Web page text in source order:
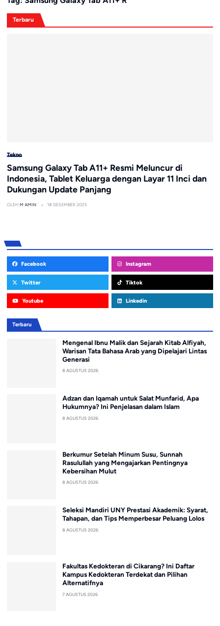
Terbaru
Tekno
Samsung Galaxy Tab A11+ Resmi Meluncur di
Indonesia, Tablet Keluarga dengan Layar 11 Inci dan
Dukungan Update Panjang
OLEH M AMIN 18 DESEMBER 2025
Facebook Instagram
Twitter Tiktok
Youtube Linkedin
Terbaru
Mengenal Ibnu Malik dan Sejarah Kitab Alfiyah,
Warisan Tata Bahasa Arab yang Dipelajari Lintas
Generasi
8 AGUSTUS 2026
Adzan dan Iqamah untuk Salat Munfarid, Apa
Hukumnya? Ini Penjelasan dalam Islam
8 AGUSTUS 2026
Berkumur Setelah Minum Susu, Sunnah
Rasulullah yang Mengajarkan Pentingnya
Kebersihan Mulut
8 AGUSTUS 2026
Seleksi Mandiri UNY Prestasi Akademik: Syarat,
Tahapan, dan Tips Memperbesar Peluang Lolos
8 AGUSTUS 2026
Fakultas Kedokteran di Cikarang? Ini Daftar
Kampus Kedokteran Terdekat dan Pilihan
Alternatifnya
7 AGUSTUS 2026